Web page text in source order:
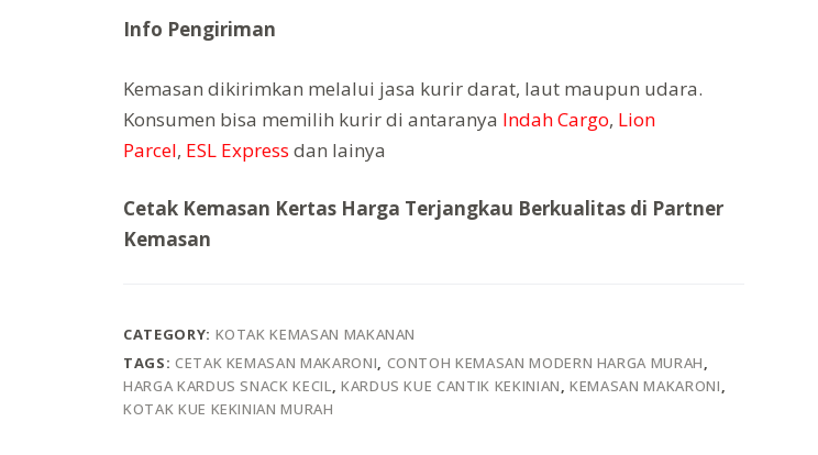
Info Pengiriman
Kemasan dikirimkan melalui jasa kurir darat, laut maupun udara.
Konsumen bisa memilih kurir di antaranya Indah Cargo, Lion
Parcel, ESL Express dan lainya
Cetak Kemasan Kertas Harga Terjangkau Berkualitas di Partner
Kemasan
CATEGORY: KOTAK KEMASAN MAKANAN
TAGS: CETAK KEMASAN MAKARONI, CONTOH KEMASAN MODERN HARGA MURAH,
HARGA KARDUS SNACK KECIL, KARDUS KUE CANTIK KEKINIAN,KEMASAN MAKARONI,
KOTAK KUE KEKINIAN MURAH